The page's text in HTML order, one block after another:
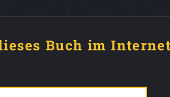
Buch im Internet